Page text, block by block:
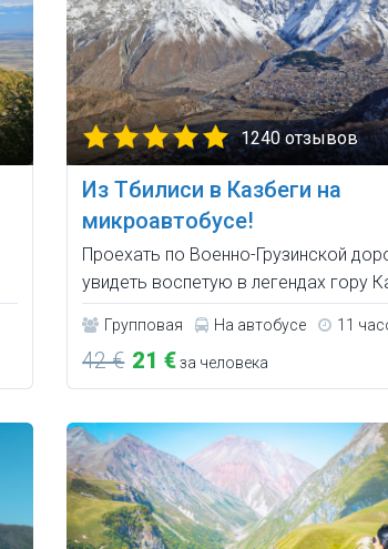
1240 отзывов
Из Тбилиси в Казбеги на
микроавтобусе!
Проехать по Военно-Грузинской
увидеть воспетую в легендах гору
Групповая На автобусе 11
42 € 21 €за человека